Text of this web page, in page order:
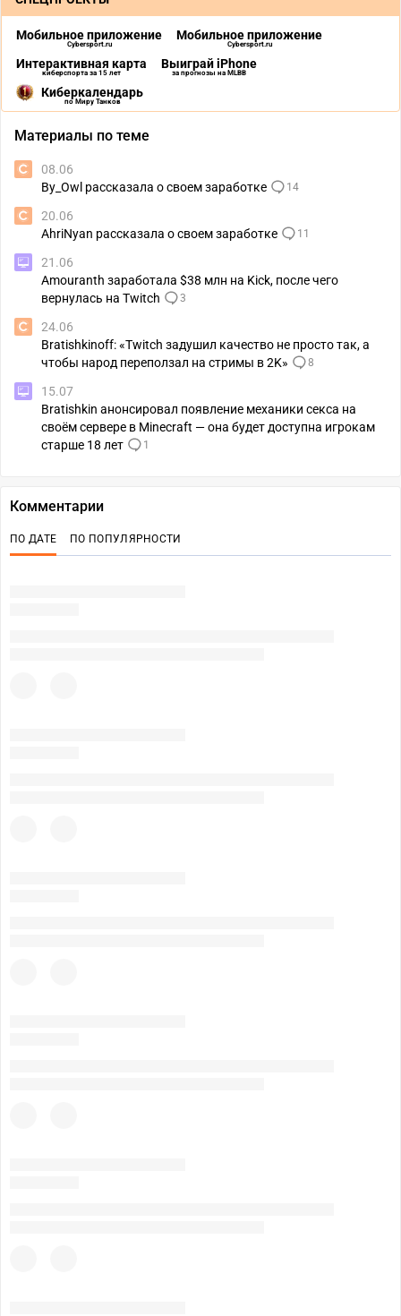
Мобильное приложение
Cybersport.ru
Мобильное приложение
Cybersport.ru
Интерактивная карта
киберспорта за 15 лет
Выиграй iPhone
за прогнозы на MLBB
Киберкалендарь
по Миру Танков
Материалы по теме
08.06
By_Owl рассказала о своем заработке
14
20.06
AhriNyan рассказала о своем заработке
11
21.06
Amouranth заработала $38 млн на Kick, после чего
вернулась на Twitch
3
24.06
Bratishkinoff: «Twitch задушил качество не просто так, а
чтобы народ переползал на стримы в 2K»
8
15.07
Bratishkin анонсировал появление механики секса на
своём сервере в Minecraft — она будет доступна игрокам
старше 18 лет
1
Комментарии
ПО ДАТЕ ПО ПОПУЛЯРНОСТИ